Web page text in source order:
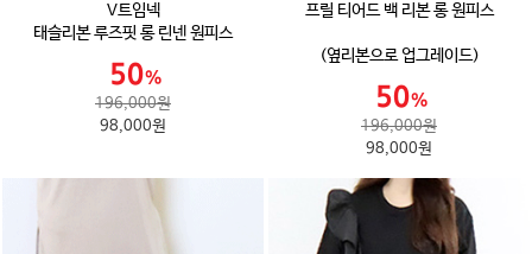
V트임넥
태슬리본 루즈핏 롱 린넨 원피스
196,000원
98,000원
프릴 티어드 백 리본 롱 원피스
(옆리본으로 업그레이드)
196,000원
98,000원